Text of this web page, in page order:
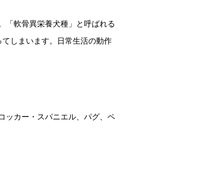
「軟骨異栄養犬種」と呼ばれる
しまいます。日常生活の動作
ッカー・スパニエル、パグ、ペ